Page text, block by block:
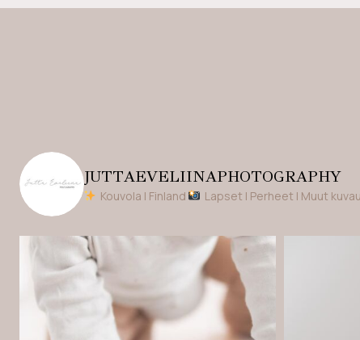
JUTTAEVELIINAPHOTOGRAPHY
Kouvola | Finland Lapset | Perheet | Muut